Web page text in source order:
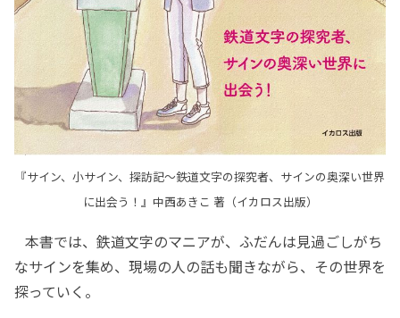
『サイン、小サイン、探訪記～鉄道文字の探究者、サインの奥深い世界
に出会う！』中西あきこ 著（イカロス出版）
本書では、鉄道文字のマニアが、ふだんは見過ごしがち
なサインを集め、現場の人の話も聞きながら、その世界を
探っていく。